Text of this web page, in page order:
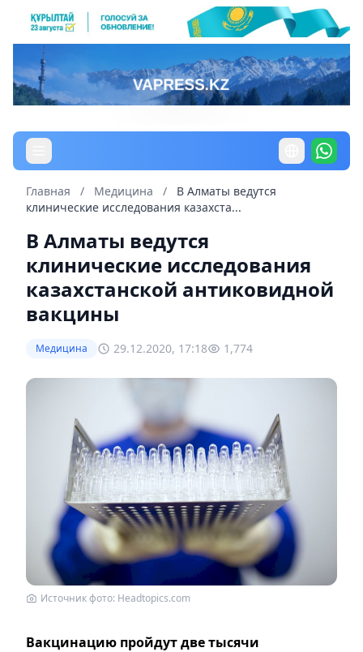
Главная / Медицина /
В Алматы ведутся
клинические исследования казахста...
В Алматы ведутся
клинические исследования
казахстанской антиковидной
вакцины
Медицина 29.12.2020, 17:18 1,774
Источник фото: Headtopics.com
Вакцинацию пройдут две тысячи